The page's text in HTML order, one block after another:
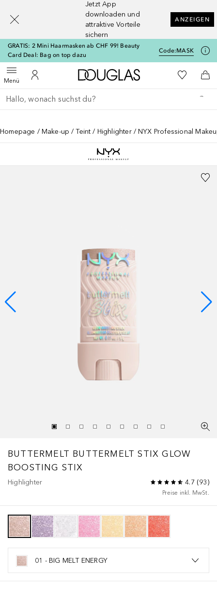
Jetzt App
downloaden und
attraktive Vorteile
sichern
ANZEIGEN
GRATIS: 2 Mini Haarmasken ab CHF 99! Beauty
Card Deal: Bag on top dazu
Code:MASK
MenüMenü öffnenZu Meinem Kundenkonto
Zur Douglas Startseite
Zu Meiner
Gehe zurück
Suche ausführen
Homepage Make-up Teint Highlighter NYX Professional
BUTTERMELT BUTTERMELT STIX GLOW
BOOSTING STIX
Highlighter 4.7 (93)
Preise inkl. MwSt.
01 - BIG MELT ENERGY
[navigation.slideout.screenreader]